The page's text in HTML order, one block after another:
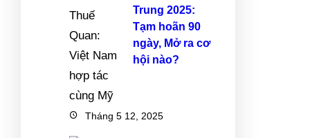
Trung 2025:
Tạm hoãn 90
ngày, Mở ra cơ
hội nào?
Tháng 5 12, 2025